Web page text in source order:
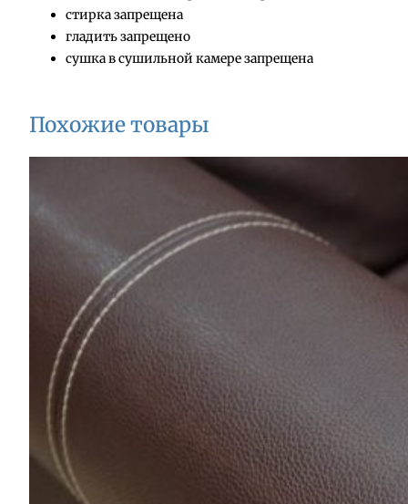
стирка запрещена
гладить запрещено
сушка в сушильной камере запрещена
Похожие товары